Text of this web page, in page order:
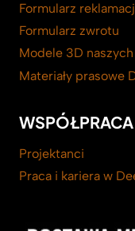
Formularz
Formularz zwrotu
Modele 3D
Materiały prasowe
WSPÓŁPRACA
Projektanci
Praca i kariera w